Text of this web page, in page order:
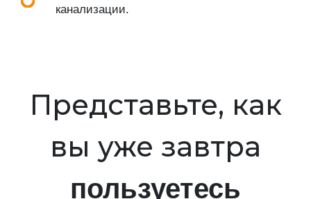
канализации.
Представьте, как
вы уже завтра
пользуетесь